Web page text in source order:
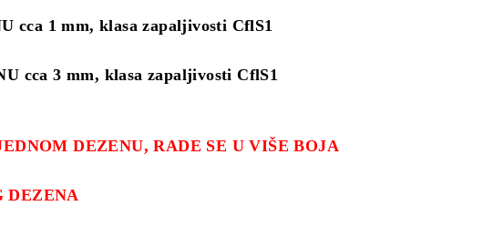
cca 1 mm, klasa zapaljivosti CflS1
cca 3 mm, klasa zapaljivosti CflS1
DEZENU, RADE SE U VIŠE BOJA
DEZENA